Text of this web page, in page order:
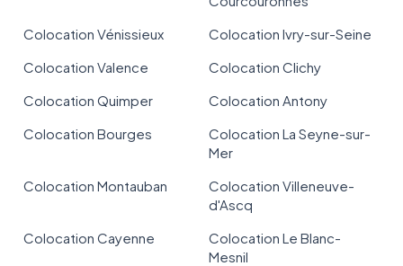
Colocation Vénissieux
Colocation Ivry-sur-Seine
Colocation Valence
Colocation Clichy
Colocation Quimper
Colocation Antony
Colocation Bourges
Colocation La Seyne-sur-
Mer
Colocation Montauban
Colocation Villeneuve-
d'Ascq
Colocation Cayenne
Colocation Le Blanc-
Mesnil